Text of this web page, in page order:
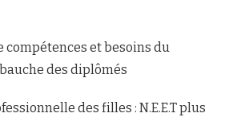
compétences et besoins du
des diplômés
des filles : N.E.E.T plus